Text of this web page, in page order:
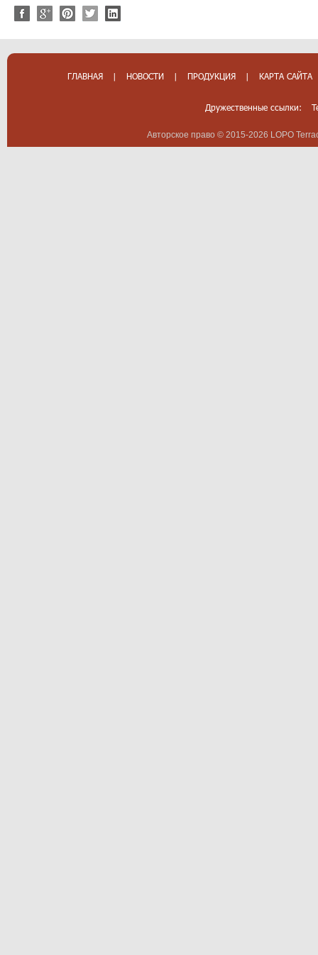
ГЛАВНАЯ | НОВОСТИ | ПРОДУКЦИЯ | КАРТА САЙТА
Дружественные ссылки:
Авторское право © 2015-2026 LOPO